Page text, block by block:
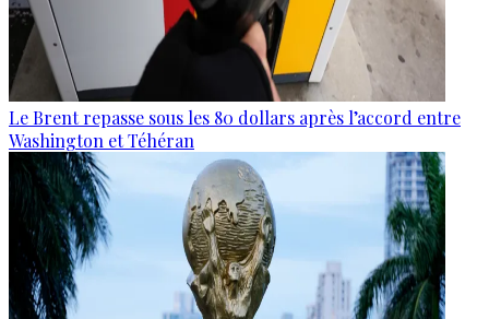
Le Brent repasse sous les 80 dollars après l’accord entre
Washington et Téhéran